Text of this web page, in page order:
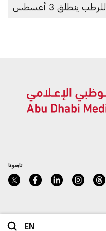
EN
للرطب ينطلق 3 أغسطس
تابعونا